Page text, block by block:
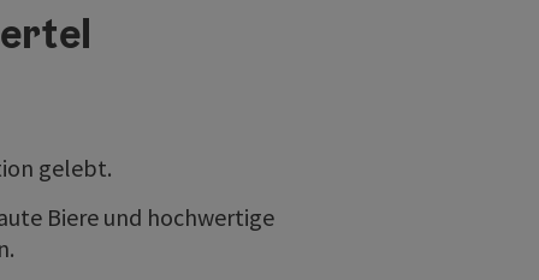
gelebt.
Biere und hochwertige